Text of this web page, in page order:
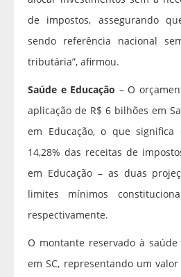
de impostos, assegurando
sendo referência nacional
tributária”, afirmou.
Saúde e Educação – O
aplicação de R$ 6 bilhões em
em Educação, o que significa
14,28% das receitas de
em Educação – as duas
limites mínimos
respectivamente.
O montante reservado à
em SC, representando um